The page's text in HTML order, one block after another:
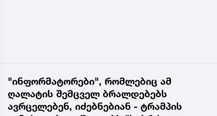
"ინფორმატორები", რომლებიც ამ
ღალატის შემცველ ბრალდებებს
ავრცელებენ, იძებნებიან - ტრამპის